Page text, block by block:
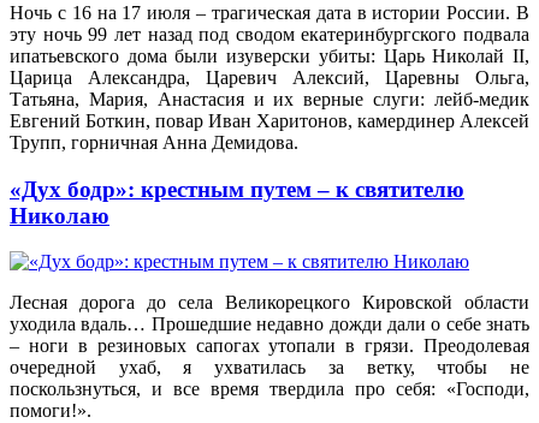
Ночь с 16 на 17 июля – трагическая дата в истории России. В
эту ночь 99 лет назад под сводом екатеринбургского подвала
ипатьевского дома были изуверски убиты: Царь Николай II,
Царица Александра, Царевич Алексий, Царевны Ольга,
Татьяна, Мария, Анастасия и их верные слуги: лейб-медик
Евгений Боткин, повар Иван Харитонов, камердинер Алексей
Трупп, горничная Анна Демидова.
«Дух бодр»: крестным путем – к святителю
Николаю
Лесная дорога до села Великорецкого Кировской области
уходила вдаль… Прошедшие недавно дожди дали о себе знать
– ноги в резиновых сапогах утопали в грязи. Преодолевая
очередной ухаб, я ухватилась за ветку, чтобы не
поскользнуться, и все время твердила про себя: «Господи,
помоги!».